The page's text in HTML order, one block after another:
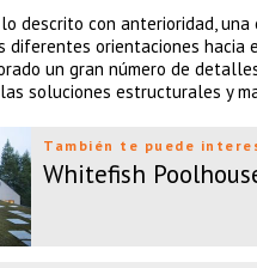
descrito con anterioridad,
diferentes orientaciones hacia
un gran número de
soluciones estructurales y
También te puede
Whitefish